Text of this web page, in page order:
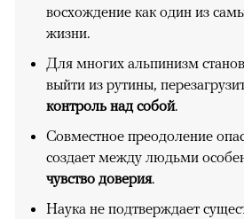
восхождение как один из
жизни.
Для многих альпинизм
выйти из рутины,
контроль над собой.
Совместное преодоление
создает между людьми
чувство доверия.
Наука не подтверждает